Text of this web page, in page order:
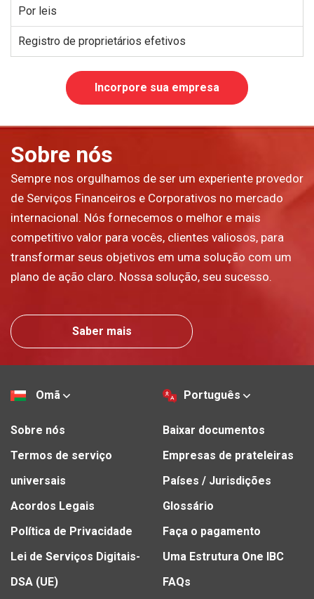
Por leis
Registro de proprietários efetivos
Incorpore sua empresa
Sobre nós
Sempre nos orgulhamos de ser um experiente provedor
de Serviços Financeiros e Corporativos no mercado
internacional. Nós fornecemos o melhor e mais
competitivo valor para vocês, clientes valiosos, para
transformar seus objetivos em uma solução com um
plano de ação claro. Nossa solução, seu sucesso.
Saber mais
Omã Português
Sobre nós
Termos de serviço
universais
Acordos Legais
Política de Privacidade
Lei de Serviços Digitais-
DSA (UE)
Baixar documentos
Empresas de prateleiras
Países / Jurisdições
Glossário
Faça o pagamento
Uma Estrutura One IBC
FAQs